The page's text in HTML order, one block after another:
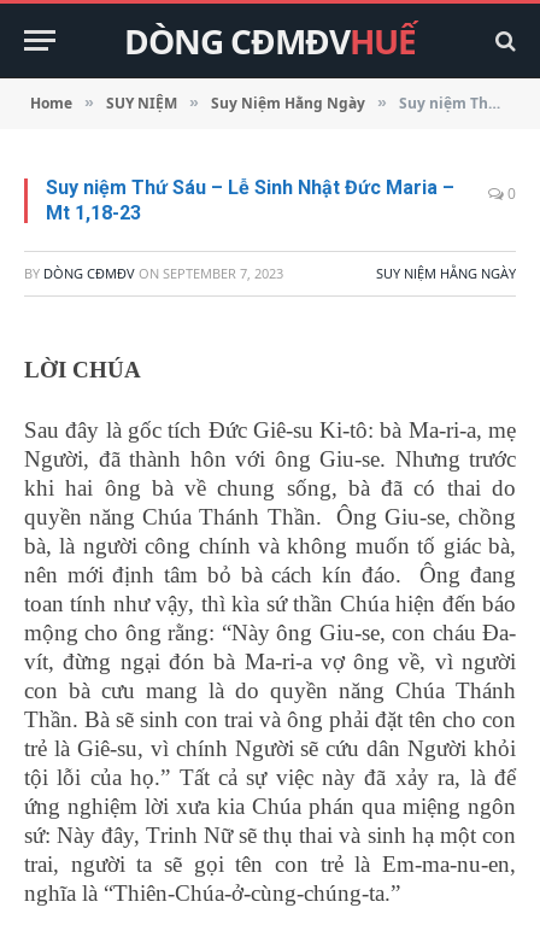
DÒNG CĐMĐVHUẾ
Home » SUY NIỆM » Suy Niệm Hằng Ngày » Suy niệm Thứ Sáu – Lễ Sinh Nhật Đức Maria – Mt 1,18-23
Suy niệm Thứ Sáu – Lễ Sinh Nhật Đức Maria –
Mt 1,18-23
0
BY DÒNG CĐMĐV ON SEPTEMBER 7, 2023 SUY NIỆM HẰNG NGÀY
LỜI CHÚA
Sau đây là gốc tích Đức Giê-su Ki-tô: bà Ma-ri-a, mẹ
Người, đã thành hôn với ông Giu-se. Nhưng trước
khi hai ông bà về chung sống, bà đã có thai do
quyền năng Chúa Thánh Thần. Ông Giu-se, chồng
bà, là người công chính và không muốn tố giác bà,
nên mới định tâm bỏ bà cách kín đáo. Ông đang
toan tính như vậy, thì kìa sứ thần Chúa hiện đến báo
mộng cho ông rằng: “Này ông Giu-se, con cháu Đa-
vít, đừng ngại đón bà Ma-ri-a vợ ông về, vì người
con bà cưu mang là do quyền năng Chúa Thánh
Thần. Bà sẽ sinh con trai và ông phải đặt tên cho con
trẻ là Giê-su, vì chính Người sẽ cứu dân Người khỏi
tội lỗi của họ.” Tất cả sự việc này đã xảy ra, là để
ứng nghiệm lời xưa kia Chúa phán qua miệng ngôn
sứ: Này đây, Trinh Nữ sẽ thụ thai và sinh hạ một con
trai, người ta sẽ gọi tên con trẻ là Em-ma-nu-en,
nghĩa là “Thiên-Chúa-ở-cùng-chúng-ta.”